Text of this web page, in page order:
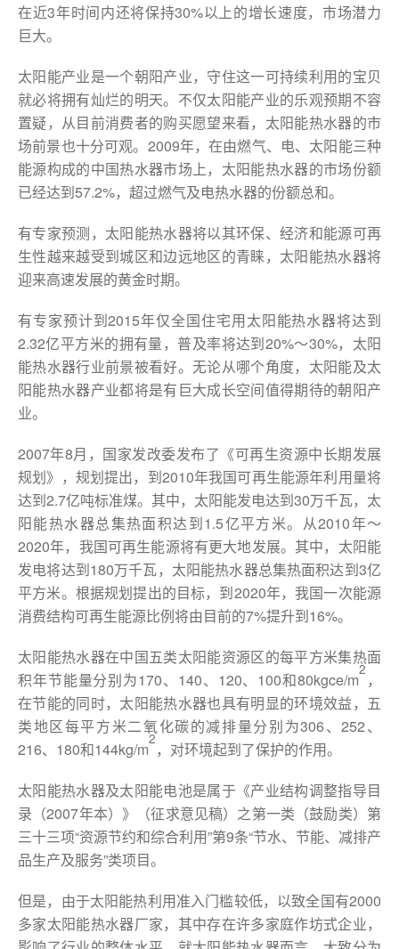
在近3年时间内还将保持30%以上的增长速度，市场潜力
巨大。
太阳能产业是一个朝阳产业，守住这一可持续利用的宝贝
就必将拥有灿烂的明天。不仅太阳能产业的乐观预期不容
置疑，从目前消费者的购买愿望来看，太阳能热水器的市
场前景也十分可观。2009年，在由燃气、电、太阳能三种
能源构成的中国热水器市场上，太阳能热水器的市场份额
已经达到57.2%，超过燃气及电热水器的份额总和。
有专家预测，太阳能热水器将以其环保、经济和能源可再
生性越来越受到城区和边远地区的青睐，太阳能热水器将
迎来高速发展的黄金时期。
有专家预计到2015年仅全国住宅用太阳能热水器将达到
2.32亿平方米的拥有量，普及率将达到20%～30%，太阳
能热水器行业前景被看好。无论从哪个角度，太阳能及太
阳能热水器产业都将是有巨大成长空间值得期待的朝阳产
业。
2007年8月，国家发改委发布了《可再生资源中长期发展
规划》，规划提出，到2010年我国可再生能源年利用量将
达到2.7亿吨标准煤。其中，太阳能发电达到30万千瓦，太
阳能热水器总集热面积达到1.5亿平方米。从2010年～
2020年，我国可再生能源将有更大地发展。其中，太阳能
发电将达到180万千瓦，太阳能热水器总集热面积达到3亿
平方米。根据规划提出的目标，到2020年，我国一次能源
消费结构可再生能源比例将由目前的7%提升到16%。
太阳能热水器在中国五类太阳能资源区的每平方米集热面
积年节能量分别为170、140、120、100和80kgce/m
2
，
在节能的同时，太阳能热水器也具有明显的环境效益，五
类地区每平方米二氧化碳的减排量分别为306、252、
216、180和144kg/m
2
，对环境起到了保护的作用。
太阳能热水器及太阳能电池是属于《产业结构调整指导目
录（2007年本）》（征求意见稿）之第一类（鼓励类）第
三十三项“资源节约和综合利用”第9条“节水、节能、减排产
品生产及服务”类项目。
但是，由于太阳能热利用准入门槛较低，以致全国有2000
多家太阳能热水器厂家，其中存在许多家庭作坊式企业，